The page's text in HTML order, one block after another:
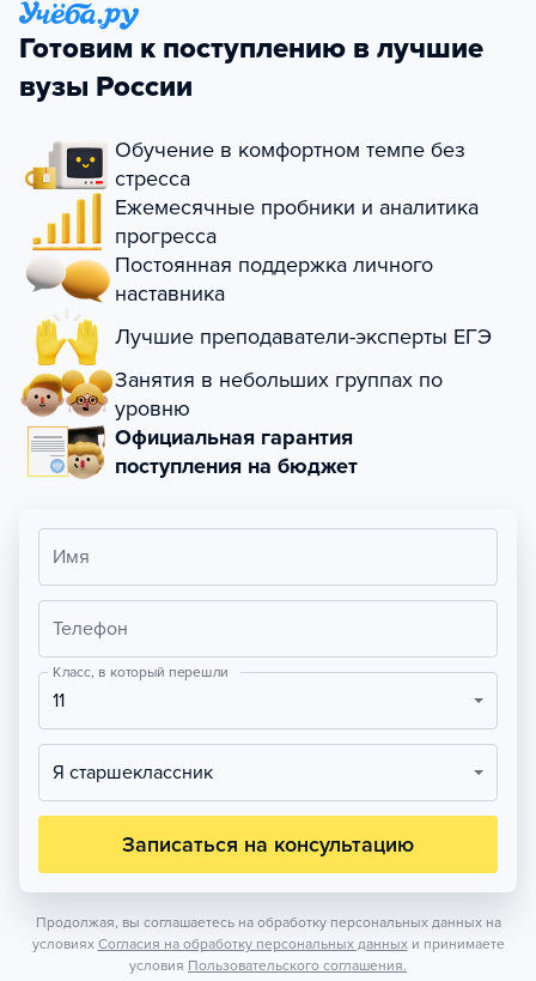
Готовим к поступлению в лучшие
вузы России
Обучение в комфортном темпе без
стресса
Ежемесячные пробники и аналитика
прогресса
Постоянная поддержка личного
наставника
Лучшие преподаватели-эксперты ЕГЭ
Занятия в небольших группах по
уровню
Официальная гарантия
поступления на бюджет
Имя
Телефон
Класс, в который перешли
11
Я старшеклассник
Записаться на консультацию
Продолжая, вы соглашаетесь на обработку персональных данных на
условиях Согласия на обработку персональных данных и принимаете
условия Пользовательского соглашения.